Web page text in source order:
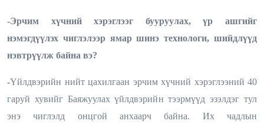
-Эрчим хүчний хэрэглээг бууруулах, үр ашгийг
нэмэгдүүлэх чиглэлээр ямар шинэ технологи, шийдлүүд
нэвтрүүлж байна вэ?
-Үйлдвэрийн нийт цахилгаан эрчим хүчний хэрэглээний 40
гаруй хувийг Баяжуулах үйлдвэрийн тээрмүүд эзэлдэг тул
энэ чиглэлд онцгой анхаарч байна. Их чадлын